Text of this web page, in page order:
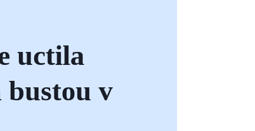
uctila
v